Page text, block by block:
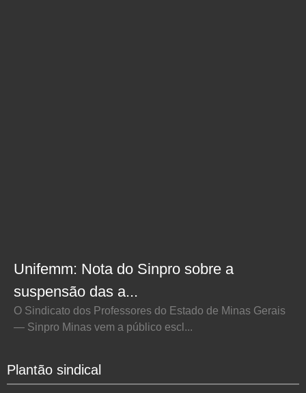
Unifemm: Nota do Sinpro sobre a
suspensão das a...
O Sindicato dos Professores do Estado de Minas Gerais
— Sinpro Minas vem a público escl...
Plantão sindical